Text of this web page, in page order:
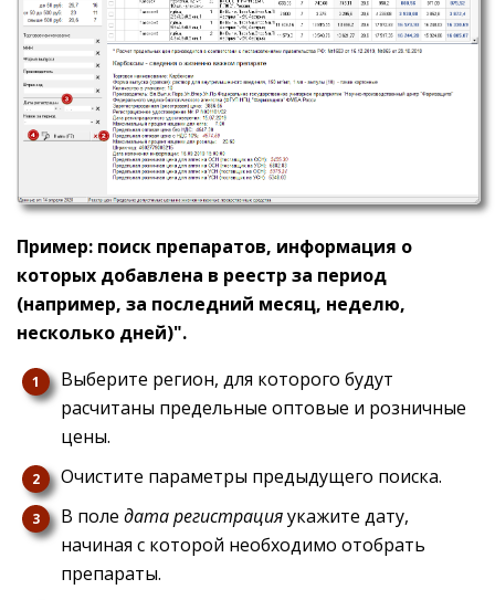
Пример: поиск препаратов, информация о
которых добавлена в реестр за период
(например, за последний месяц, неделю,
несколько дней)".
Выберите регион, для которого будут
расчитаны предельные оптовые и розничные
цены.
Очистите параметры предыдущего поиска.
В поле дата регистрацияукажите дату,
начиная с которой необходимо отобрать
препараты.